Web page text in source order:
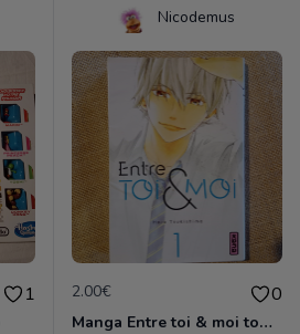
1
Nicodemus
2.00€ 0
Manga Entre toi & moi tome 1